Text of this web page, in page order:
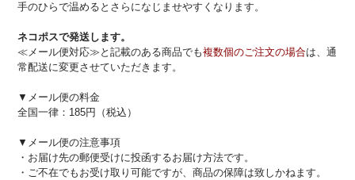
手のひらで温めるとさらになじませやすくなります。
ネコポスで発送します。
≪メール便対応≫と記載のある商品でも複数個のご注文の場合は、通
常配送に変更させていただきます。
▼メール便の料金
全国一律：185円（税込）
▼メール便の注意事項
・お届け先の郵便受けに投函するお届け方法です。
・ご不在でもお受け取り可能ですが、商品の保障は致しかねます。